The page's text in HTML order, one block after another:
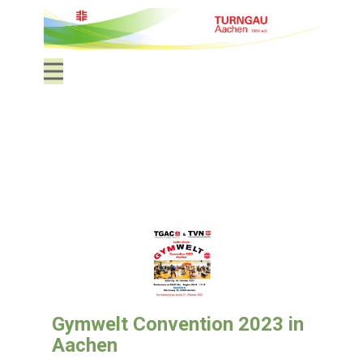
Gymwelt Convention 2023 in
Aachen